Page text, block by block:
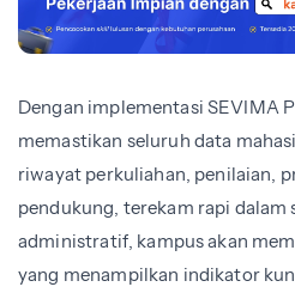
Dengan implementasi SEVIMA
memastikan seluruh data
riwayat perkuliahan, penilaian,
pendukung, terekam rapi dalam
administratif, kampus akan
yang menampilkan indikator